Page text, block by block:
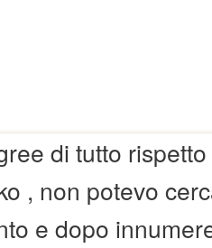
di tutto
, non potevo
e dopo